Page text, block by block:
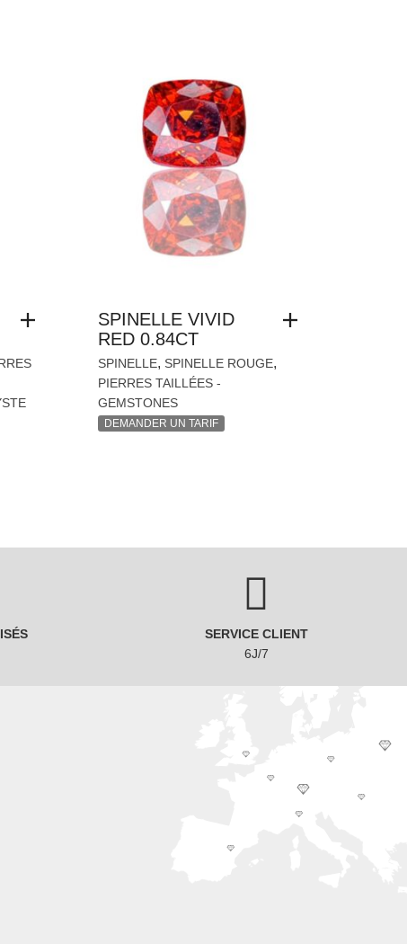
SPINELLE VIVID
RED 0.84CT
SPINELLE, SPINELLE ROUGE,
PIERRES TAILLÉES -
GEMSTONES
DEMANDER UN TARIF
SERVICE CLIENT
6J/7